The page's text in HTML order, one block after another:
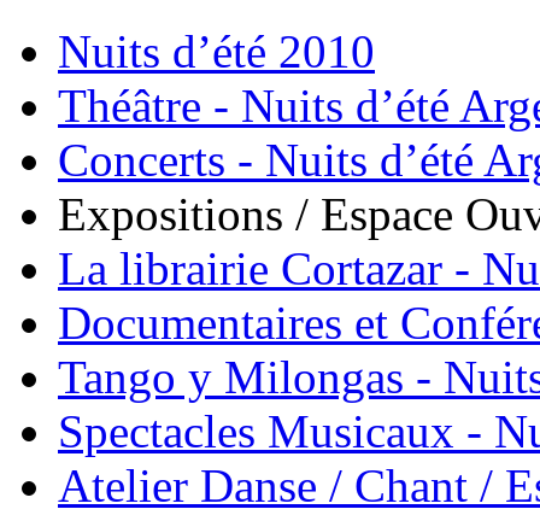
Nuits d’été 2010
Théâtre - Nuits d’été
Concerts - Nuits d’été
Expositions / Espace
La librairie Cortazar -
Documentaires et
Tango y Milongas -
Spectacles Musicaux -
Atelier Danse / Chant /